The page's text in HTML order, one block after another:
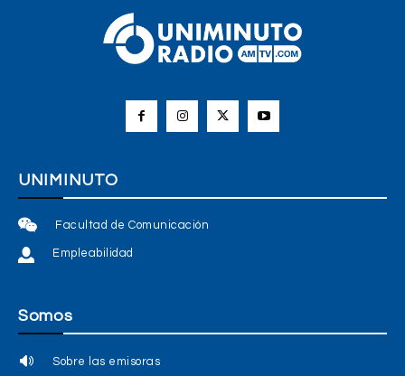
UNIMINUTO
Facultad de Comunicación
Empleabilidad
Somos
Sobre las emisoras